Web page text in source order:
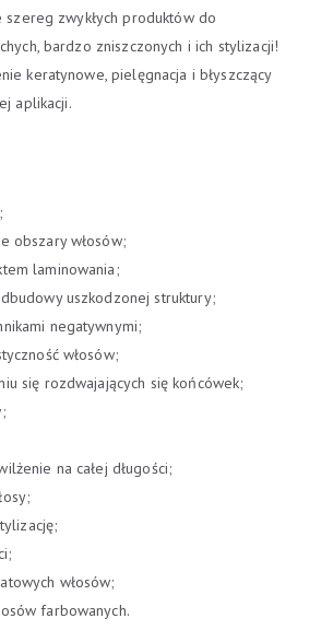
szereg zwykłych produktów do
bardzo zniszczonych i ich stylizacji!
keratynowe, pielęgnacja i błyszczący
aplikacji.
obszary włosów;
laminowania;
uszkodzonej struktury;
negatywnymi;
włosów;
się rozdwajających się końcówek;
na całej długości;
włosów;
farbowanych.